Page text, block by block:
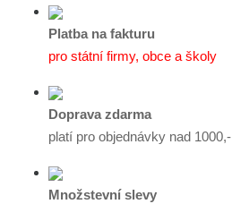
Platba na fakturu
pro státní firmy, obce a školy
Doprava zdarma
platí pro objednávky nad
Množstevní slevy